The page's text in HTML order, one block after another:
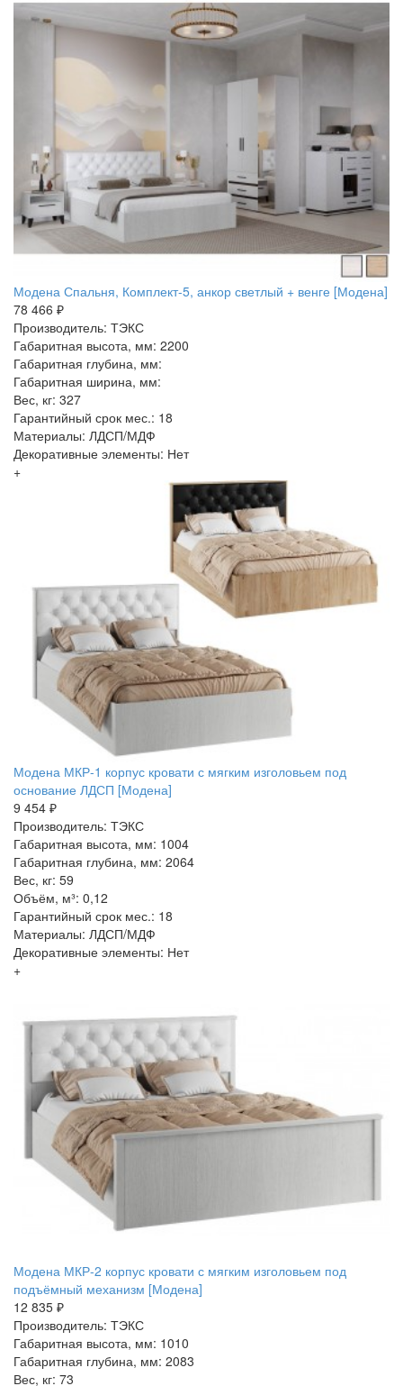
Модена Спальня, Комплект-5, анкор светлый + венге [Модена]
78 466 ₽
Производитель: ТЭКС
Габаритная высота, мм: 2200
Габаритная глубина, мм:
Габаритная ширина, мм:
Вес, кг: 327
Гарантийный срок мес.: 18
Материалы: ЛДСП/МДФ
Декоративные элементы: Нет
+
Модена МКР-1 корпус кровати с мягким изголовьем под
основание ЛДСП [Модена]
9 454 ₽
Производитель: ТЭКС
Габаритная высота, мм: 1004
Габаритная глубина, мм: 2064
Вес, кг: 59
Объём, м³: 0,12
Гарантийный срок мес.: 18
Материалы: ЛДСП/МДФ
Декоративные элементы: Нет
+
Модена МКР-2 корпус кровати с мягким изголовьем под
подъёмный механизм [Модена]
12 835 ₽
Производитель: ТЭКС
Габаритная высота, мм: 1010
Габаритная глубина, мм: 2083
Вес, кг: 73